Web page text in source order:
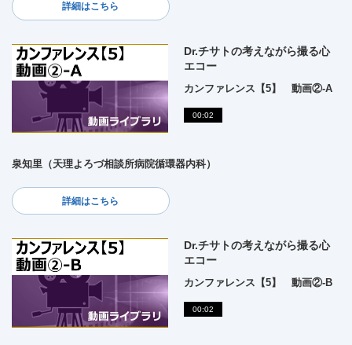
詳細はこちら
Dr.チサトの考えながら撮る心
エコー
カンファレンス【5】 動画②-A
00:02
泉知里（天理よろづ相談所病院循環器内科）
詳細はこちら
Dr.チサトの考えながら撮る心
エコー
カンファレンス【5】 動画②-B
00:02